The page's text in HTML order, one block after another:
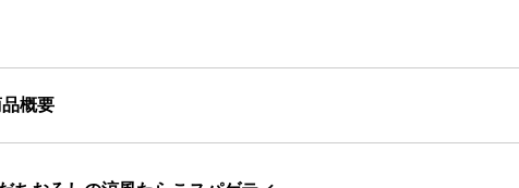
概要